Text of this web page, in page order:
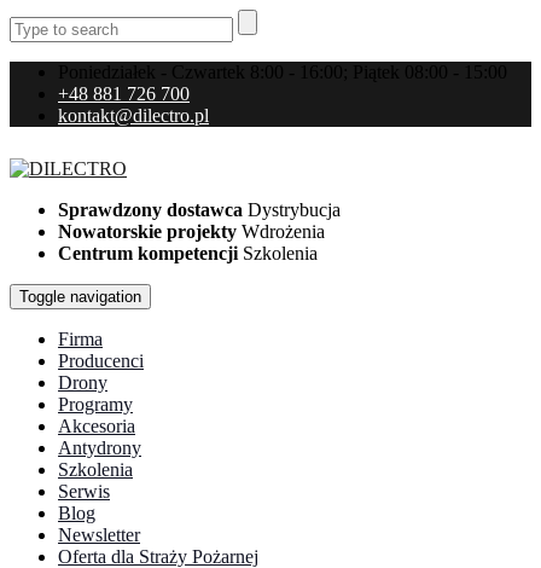
Poniedziałek - Czwartek 8:00 - 16:00; Piątek 08:00 - 15:00
+48 881 726 700
kontakt@dilectro.pl
Sprawdzony dostawca Dystrybucja
Nowatorskie projekty Wdrożenia
Centrum kompetencji Szkolenia
Toggle navigation
Firma
Producenci
Drony
Programy
Akcesoria
Antydrony
Szkolenia
Serwis
Blog
Newsletter
Oferta dla Straży Pożarnej